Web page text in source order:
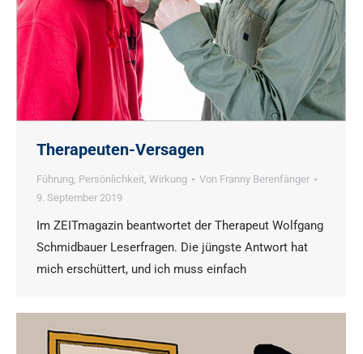
Therapeuten-Versagen
Führung, Persönlichkeit, Wirkung Von Franny Berenfänger
9. September 2019
Im ZEITmagazin beantwortet der Therapeut Wolfgang
Schmidbauer Leserfragen. Die jüngste Antwort hat
mich erschüttert, und ich muss einfach